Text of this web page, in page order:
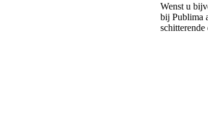
Wenst u
bij Publima